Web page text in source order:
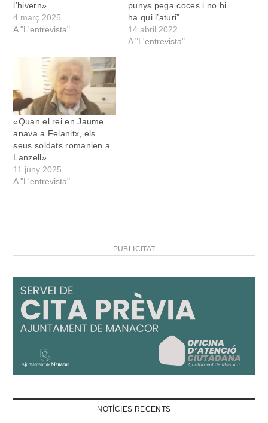
l’hivern»
4 març 2025
A "L'entrevista"
punys pega coces i no hi
ha qui l’aturi”
14 abril 2022
A "L'entrevista"
«Quan el rei en Jaume
anava a Felanitx, els
seus soldats romanien a
Lanzell»
11 juny 2025
A "L'entrevista"
PUBLICITAT
NOTÍCIES RECENTS